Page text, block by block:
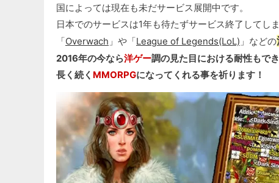
国によっては現在も未だサービス展開中です。
日本でのサービスは1年も待たずサービス終了してし
「Overwach 」や「League of Legends(LoL) 」などの
2016年の今なら洋ゲー調の見た目における耐性もで
長く続く MMORPGになってくれる事を祈ります！